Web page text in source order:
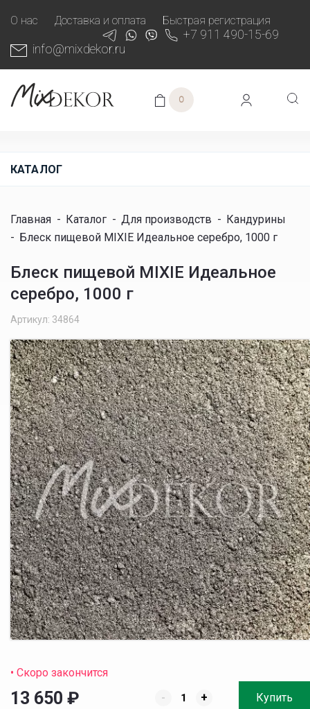
О нас Доставка и оплата Быстрая регистрация
+7 911 490-15-69
info@mixdekor.ru
0
КАТАЛОГ
Главная - Каталог - Для производств - Кандурины
- Блеск пищевой MIXIE Идеальное серебро, 1000 г
Блеск пищевой MIXIE Идеальное
серебро, 1000 г
Артикул: 34864
• Скоро закончится
13 650 ₽ - + Купить